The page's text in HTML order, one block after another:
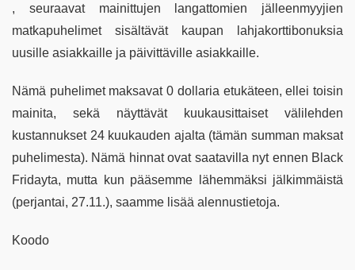
, seuraavat mainittujen langattomien jälleenmyyjien
matkapuhelimet sisältävät kaupan lahjakorttibonuksia
uusille asiakkaille ja päivittäville asiakkaille.
Nämä puhelimet maksavat 0 dollaria etukäteen, ellei toisin
mainita, sekä näyttävät kuukausittaiset välilehden
kustannukset 24 kuukauden ajalta (tämän summan maksat
puhelimesta). Nämä hinnat ovat saatavilla nyt ennen Black
Fridayta, mutta kun pääsemme lähemmäksi jälkimmäistä
(perjantai, 27.11.), saamme lisää alennustietoja.
Koodo